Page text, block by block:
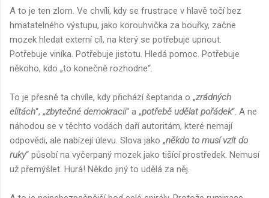
A to je ten zlom. Ve chvíli, kdy se frustrace v hlavě točí bez
hmatatelného výstupu, jako korouhvička za bouřky, začne
mozek hledat externí cíl, na který se potřebuje upnout.
Potřebuje viníka. Potřebuje jistotu. Hledá pomoc. Potřebuje
někoho, kdo „to konečně rozhodne“.
To je přesně ta chvíle, kdy přichází šeptanda o „zrádných
elitách“, „zbytečné demokracii“ a „potřebě udělat pořádek“. A ne
náhodou se v těchto vodách daří autoritám, které nemají
odpovědi, ale nabízejí úlevu. Slova jako „někdo to musí vzít do
ruky“ působí na vyčerpaný mozek jako tišící prostředek. Nemusí
už přemýšlet. Hurá! Někdo jiný to udělá za něj.